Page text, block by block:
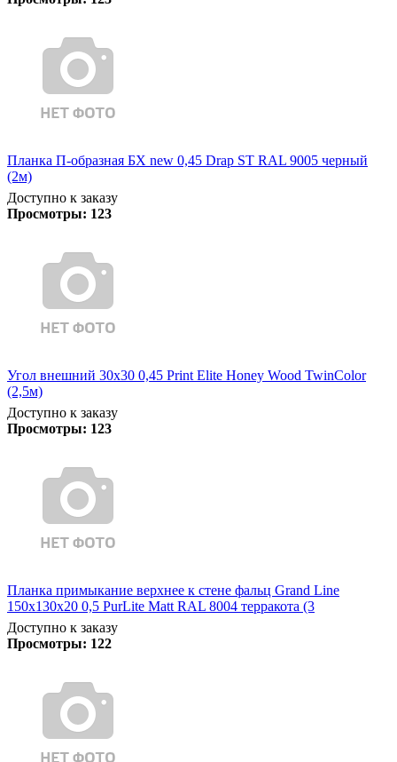
Планка П-образная БХ new 0,45 Drap ST RAL 9005 черный
(2м)
Доступно к заказу
Просмотры: 123
Угол внешний 30х30 0,45 Print Elite Honey Wood TwinColor
(2,5м)
Доступно к заказу
Просмотры: 123
Планка примыкание верхнее к стене фальц Grand Line
150х130х20 0,5 PurLite Matt RAL 8004 терракота (3
Доступно к заказу
Просмотры: 122